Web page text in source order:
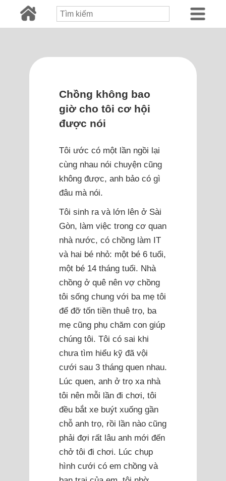
Chồng không bao
giờ cho tôi cơ hội
được nói
Tôi ước có một lần ngồi lại
cùng nhau nói chuyện cũng
không được, anh bảo có gì
đâu mà nói.
Tôi sinh ra và lớn lên ở Sài
Gòn, làm việc trong cơ quan
nhà nước, có chồng làm IT
và hai bé nhỏ: một bé 6 tuổi,
một bé 14 tháng tuổi. Nhà
chồng ở quê nên vợ chồng
tôi sống chung với ba mẹ tôi
để đỡ tốn tiền thuê trọ, ba
mẹ cũng phụ chăm con giúp
chúng tôi. Tôi có sai khi
chưa tìm hiểu kỹ đã vội
cưới sau 3 tháng quen nhau.
Lúc quen, anh ở trọ xa nhà
tôi nên mỗi lần đi chơi, tôi
đều bắt xe buýt xuống gần
chỗ anh trọ, rồi lần nào cũng
phải đợi rất lâu anh mới đến
chở tôi đi chơi. Lúc chụp
hình cưới có em chồng và